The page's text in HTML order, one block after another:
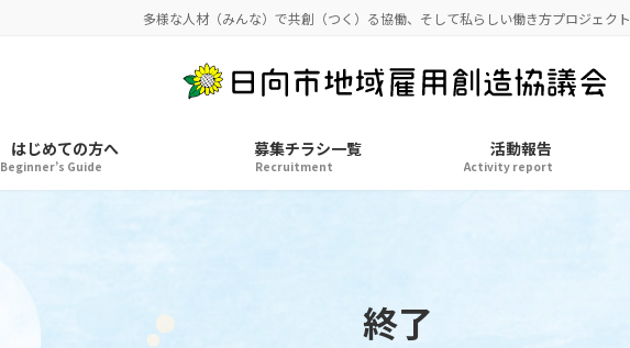
多様な人材（みんな）で共創（つく）る協働、そして私らしい働き方プロジェクト
はじめての方へ
Beginner’s Guide
募集チラシ一覧
Recruitment
活動報告
Activity report
終了